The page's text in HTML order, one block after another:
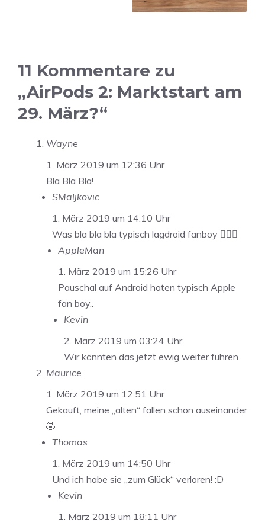
11 Kommentare zu
„AirPods 2: Marktstart am
29. März?“
Wayne
1. März 2019 um 12:36 Uhr
Bla Bla Bla!
SMaljkovic
1. März 2019 um 14:10 Uhr
Was bla bla bla typisch lagdroid fanboy 🤦🏻‍♂️
AppleMan
1. März 2019 um 15:26 Uhr
Pauschal auf Android haten typisch Apple
fan boy..
Kevin
2. März 2019 um 03:24 Uhr
Wir könnten das jetzt ewig weiter führen
Maurice
1. März 2019 um 12:51 Uhr
Gekauft, meine „alten“ fallen schon auseinander
🤣
Thomas
1. März 2019 um 14:50 Uhr
Und ich habe sie „zum Glück“ verloren! :D
Kevin
1. März 2019 um 18:11 Uhr